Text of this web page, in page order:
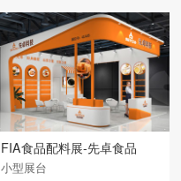
FIA食品配料展-先卓食品
小型展台